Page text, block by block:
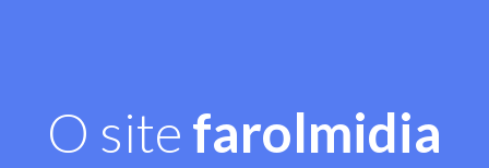
O site farolmidia